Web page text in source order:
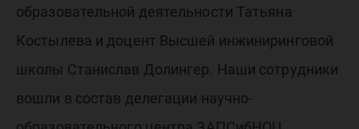
образовательной деятельности Татьяна
Костылева и доцент Высшей инжиниринговой
школы Станислав Долингер. Наши сотрудники
вошли в состав делегации научно-